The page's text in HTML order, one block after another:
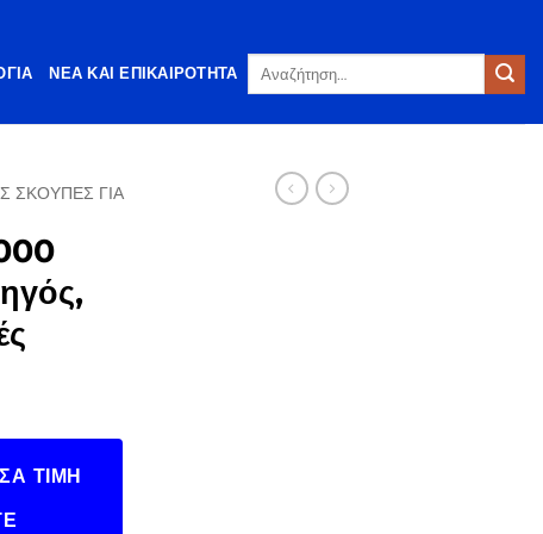
ΝΈΑ ΚΑΙ ΕΠΙΚΑΙΡΌΤΗΤΑ
Αναζήτηση
ΣΚΟΎΠΕΣ ΓΙΑ
ΤΙΜΉ